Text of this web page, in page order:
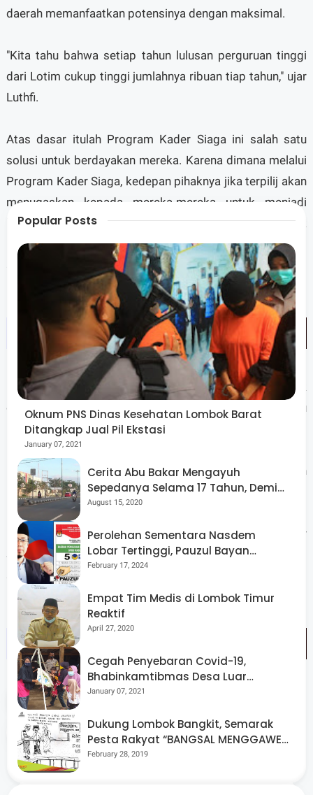
daerah memanfaatkan potensinya dengan maksimal.
"Kita tahu bahwa setiap tahun lulusan perguruan tinggi
dari Lotim cukup tinggi jumlahnya ribuan tiap tahun," ujar
Luthfi.
Atas dasar itulah Program Kader Siaga ini salah satu
solusi untuk berdayakan mereka. Karena dimana melalui
Program Kader Siaga, kedepan pihaknya jika terpilij akan
menugaskan kepada mereka-mereka untuk menjadi
konsultan, untuk menjadi dinamisator, kemudian untuk
menjadi pengawas kepastian pelaksanaan program yang
ada di tiap desa di Lombok Timur.
Pemanfaatan potensi para sarjana sebagai kaum cerdik
dan terdidik di tengah masyarakat, akan mampu
menyerap banyak lapangan pekerjaan. Di satu sisi dapat
mengoptimalkan kinerja dan pelaksanaan program
pemerintah. Termasuk memastikan program pemerintah
berlangsung dengan baik dan tepat sasaran.
"Oleh karena itu marilah bergegas melalui program Kader
Siaga ini pilihan pada nomor empat agar Lotim menjadi
sejahtera di masa masa mendatang," pungkas Luthfi . (*)
Tags Pilkada
Share
Popular Posts
Oknum PNS Dinas Kesehatan Lombok Barat
Ditangkap Jual Pil Ekstasi
January 07, 2021
Cerita Abu Bakar Mengayuh
Sepedanya Selama 17 Tahun, Demi
Menggelorakan Kemerdekaan
August 15, 2020
Perolehan Sementara Nasdem
Lobar Tertinggi, Pauzul Bayan
Berpeluang “Rebut” Kursi Dapil 3
February 17, 2024
Empat Tim Medis di Lombok Timur
Reaktif
April 27, 2020
Cegah Penyebaran Covid-19,
Bhabinkamtibmas Desa Luar
Pantau Kegiatan Posyandu
January 07, 2021
Dukung Lombok Bangkit, Semarak
Pesta Rakyat “BANGSAL MENGGAWE”
Kembali Digelar Para Seniman Di
February 28, 2019